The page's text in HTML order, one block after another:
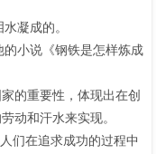
凝成的。
小说《钢铁是怎样炼成
的重要性，体现出在创
动和汗水来实现。
们在追求成功的过程中